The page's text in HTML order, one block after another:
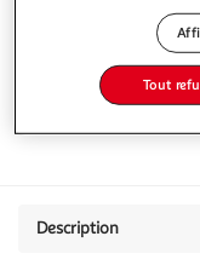
Description
Tout